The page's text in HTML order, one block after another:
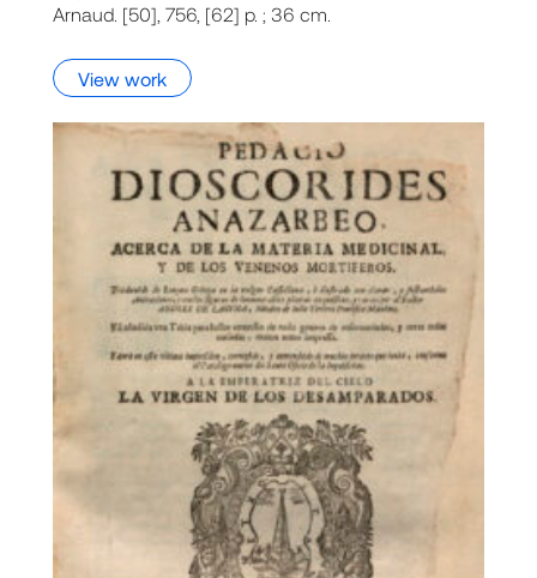
Arnaud. [50], 756, [62] p. ; 36 cm.
View work